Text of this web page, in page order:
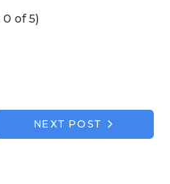
0 of 5)
NEXT POST